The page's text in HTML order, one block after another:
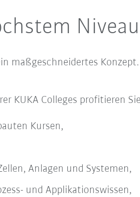
Niveau
maßgeschneidertes
KUKA Colleges profitieren
Kursen,
Anlagen und Systemen,
und Applikationswissen,